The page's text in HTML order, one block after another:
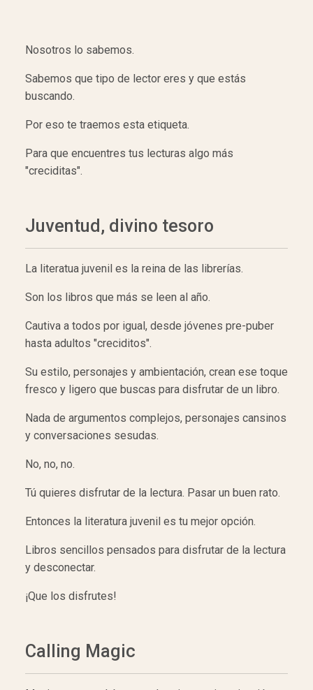
Nosotros lo sabemos.
Sabemos que tipo de lector eres y que estás
buscando.
Por eso te traemos esta etiqueta.
Para que encuentres tus lecturas algo más
"creciditas".
Juventud, divino tesoro
La literatua juvenil es la reina de las librerías.
Son los libros que más se leen al año.
Cautiva a todos por igual, desde jóvenes pre-puber
hasta adultos "creciditos".
Su estilo, personajes y ambientación, crean ese toque
fresco y ligero que buscas para disfrutar de un libro.
Nada de argumentos complejos, personajes cansinos
y conversaciones sesudas.
No, no, no.
Tú quieres disfrutar de la lectura. Pasar un buen rato.
Entonces la literatura juvenil es tu mejor opción.
Libros sencillos pensados para disfrutar de la lectura
y desconectar.
¡Que los disfrutes!
Calling Magic